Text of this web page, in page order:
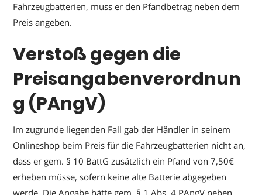
Fahrzeugbatterien, muss er den Pfandbetrag neben dem
Preis angeben.
Verstoß gegen die
Preisangabenverordnun
g (PAngV)
Im zugrunde liegenden Fall gab der Händler in seinem
Onlineshop beim Preis für die Fahrzeugbatterien nicht an,
dass er gem. § 10 BattG zusätzlich ein Pfand von 7,50€
erheben müsse, sofern keine alte Batterie abgegeben
werde. Die Angabe hätte gem. § 1 Abs. 4 PAngV neben